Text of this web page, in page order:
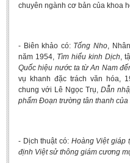
CONFERENCE
Studies on Vietnamese and
Modernization process in
Vietnamese and Japanese
Perspective
chuyên ngành cơ bản của khoa
- Biên khảo có: Tống Nho,
năm 1954, Tìm hiểu kinh Dịch,
Quốc hiệu nước ta từ An Nam
vụ khanh đặc trách văn hóa,
chung với Lê Ngọc Trụ, Dẫn
phẩm Đoạn trường tân thanh của
- Dịch thuật có: Hoàng Việt giáp
định Việt sử thông giám cương